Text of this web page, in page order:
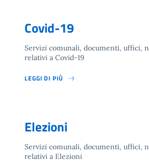
Covid-19
Servizi comunali, documenti, uffici,
relativi a Covid-19
LEGGI DI PIÙ
Elezioni
Servizi comunali, documenti, uffici,
relativi a Elezioni